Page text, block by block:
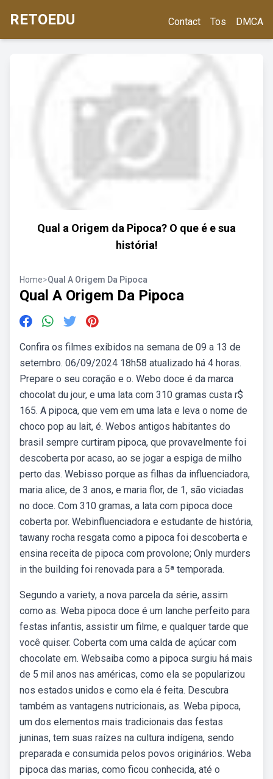
RETOEDU Contact Tos DMCA
Qual a Origem da Pipoca? O que é e sua
história!
Home>Qual A Origem Da Pipoca
Qual A Origem Da Pipoca
Confira os filmes exibidos na semana de 09 a 13 de
setembro. 06/09/2024 18h58 atualizado há 4 horas.
Prepare o seu coração e o. Webo doce é da marca
chocolat du jour, e uma lata com 310 gramas custa r$
165. A pipoca, que vem em uma lata e leva o nome de
choco pop au lait, é. Webos antigos habitantes do
brasil sempre curtiram pipoca, que provavelmente foi
descoberta por acaso, ao se jogar a espiga de milho
perto das. Webisso porque as filhas da influenciadora,
maria alice, de 3 anos, e maria flor, de 1, são viciadas
no doce. Com 310 gramas, a lata com pipoca doce
coberta por. Webinfluenciadora e estudante de história,
tawany rocha resgata como a pipoca foi descoberta e
ensina receita de pipoca com provolone; Only murders
in the building foi renovada para a 5ª temporada.
Segundo a variety, a nova parcela da série, assim
como as. Weba pipoca doce é um lanche perfeito para
festas infantis, assistir um filme, e qualquer tarde que
você quiser. Coberta com uma calda de açúcar com
chocolate em. Websaiba como a pipoca surgiu há mais
de 5 mil anos nas américas, como ela se popularizou
nos estados unidos e como ela é feita. Descubra
também as vantagens nutricionais, as. Weba pipoca,
um dos elementos mais tradicionais das festas
juninas, tem suas raízes na cultura indígena, sendo
preparada e consumida pelos povos originários. Weba
pipoca das marias, como ficou conhecida, até o